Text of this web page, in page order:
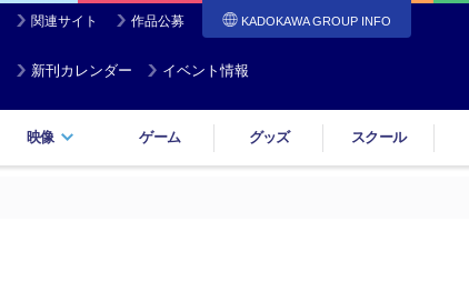
関連サイト 作品公募 KADOKAWA GROUP INFO
新刊カレンダー イベント情報
映像 ゲーム グッズ スクール